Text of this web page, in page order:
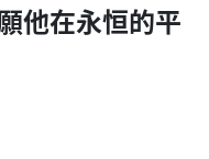
他在永恒的平